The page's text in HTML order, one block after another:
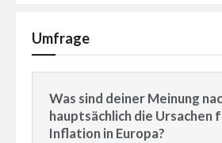
Umfrage
Was sind deiner Meinung
hauptsächlich die Ursachen
Inflation in Europa?